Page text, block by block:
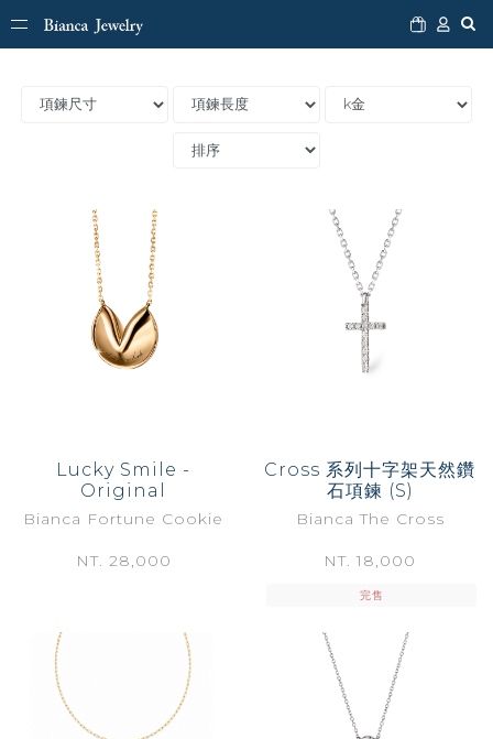
Lucky Smile -
Original
Bianca Fortune Cookie
NT. 28,000
Cross 系列十字架天然鑽
石項鍊 (S)
Bianca The Cross
NT. 18,000
完售